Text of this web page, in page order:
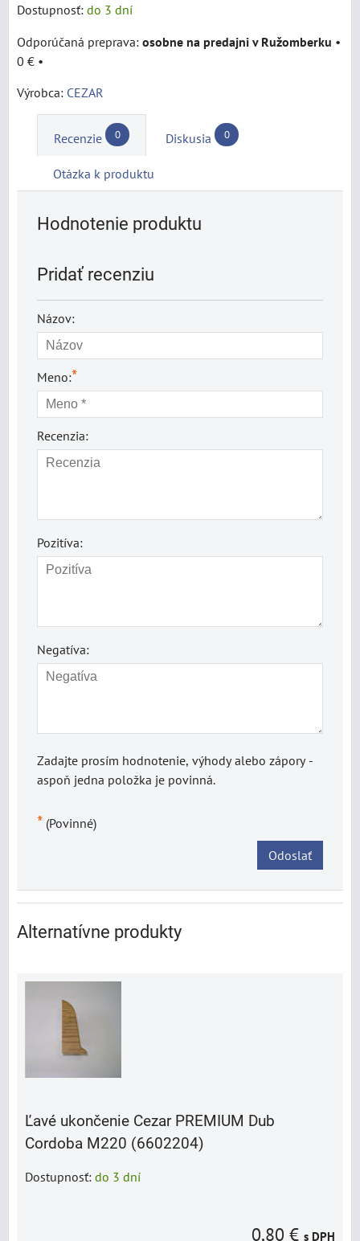
Dostupnosť: do 3 dní
osobne na predajni v Ružomberku •
0 € •
Výrobca: CEZAR
Recenzie 0 Diskusia 0
Otázka k produktu
Hodnotenie produktu
Pridať recenziu
Názov:
Meno:*
Recenzia:
Pozitíva:
Negatíva:
Zadajte prosím hodnotenie, výhody alebo zápory -
aspoň jedna položka je povinná.
* (Povinné)
Odoslať
Alternatívne produkty
Ľavé ukončenie Cezar PREMIUM Dub
Cordoba M220 (6602204)
Dostupnosť: do 3 dní
0,80 € s DPH